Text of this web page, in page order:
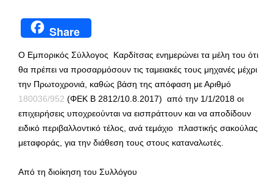
Share
Ο Εμπορικός Σύλλογος Καρδίτσας ενημερώνει τα μέλη του ότι
θα πρέπει να προσαρμόσουν τις ταμειακές τους μηχανές μέχρι
την Πρωτοχρονιά, καθώς βάση της απόφαση με Αριθμό
180036/952 (ΦΕΚ Β 2812/10.8.2017) από την 1/1/2018 οι
επιχειρήσεις υποχρεούνται να εισπράττουν και να αποδίδουν
ειδικό περιβαλλοντικό τέλος, ανά τεμάχιο πλαστικής σακούλας
μεταφοράς, για την διάθεση τους στους καταναλωτές.
Από τη διοίκηση του Συλλόγου